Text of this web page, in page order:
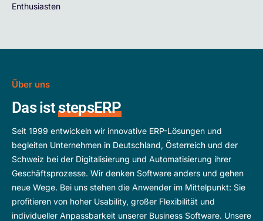
Enthusiasten
Über uns
Das iststepsERP
Seit 1999 entwickeln wir innovative ERP-Lösungen und
begleiten Unternehmen in Deutschland, Österreich und der
Schweiz bei der Digitalisierung und Automatisierung ihrer
Geschäftsprozesse. Wir denken Software anders und gehen
neue Wege. Bei uns stehen die Anwender im Mittelpunkt: Sie
profitieren von hoher Usability, großer Flexibilität und
individueller Anpassbarkeit unserer Business Software. Unsere